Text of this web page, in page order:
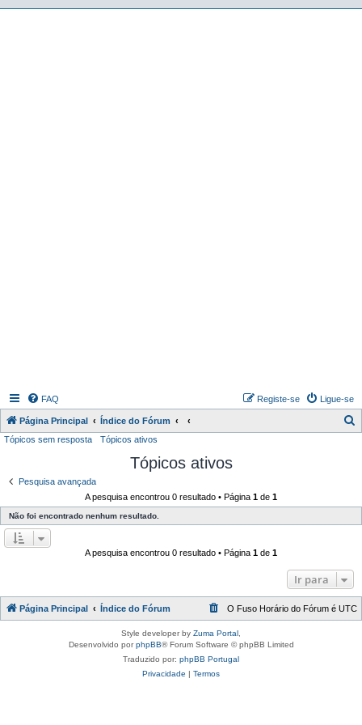
FAQ Ligue-se
Registe-se
Página Principal Índice do Fórum
Tópicos sem resposta Tópicos ativos
Tópicos ativos
Pesquisa avançada
A pesquisa encontrou 0 resultado • Página 1 de 1
Não foi encontrado nenhum resultado.
A pesquisa encontrou 0 resultado • Página 1 de 1
Ir para
Página Principal Índice do Fórum O Fuso Horário do Fórum é UTC
Style developer by Zuma Portal
Desenvolvido porphpBB® Forum Software © phpBB Limited
Traduzido por: phpBB Portugal
Privacidade | Termos